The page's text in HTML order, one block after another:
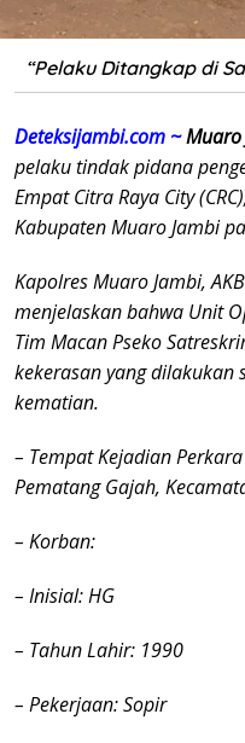
“Pelaku Ditangkap di
Deteksijambi.com ~Muaro
pelaku tindak pidana
Empat Citra Raya City
Kabupaten Muaro Jambi
Kapolres Muaro Jambi,
menjelaskan bahwa Unit
Tim Macan Pseko
kekerasan yang dilakukan
kematian.
– Tempat Kejadian Perkara
Pematang Gajah,
– Korban:
– Inisial: HG
– Tahun Lahir: 1990
– Pekerjaan: Sopir